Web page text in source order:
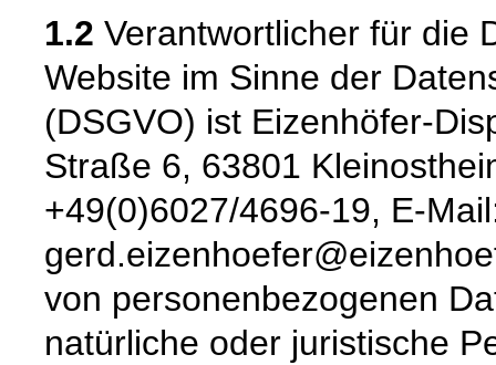
1.2 Verantwortlicher für die
Website im Sinne der
(DSGVO) ist Eizenhöfer-
Straße 6, 63801
+49(0)6027/4696-19, E-
von personenbezogenen
natürliche oder juristische